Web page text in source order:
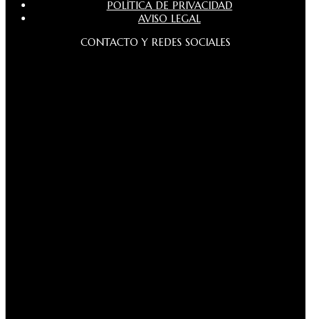
POLÍTICA DE PRIVACIDAD
AVISO LEGAL
CONTACTO Y REDES SOCIALES